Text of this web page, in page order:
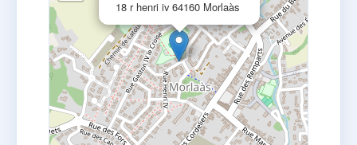
18 r henri iv 64160 Morlaàs